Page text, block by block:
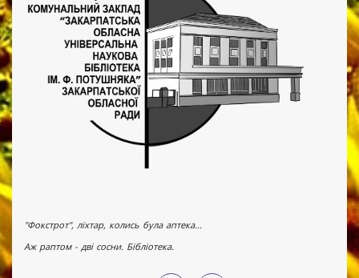
"Фокстрот", ліхтар, колись була аптека...
Аж раптом - дві сосни. Бібліотека.